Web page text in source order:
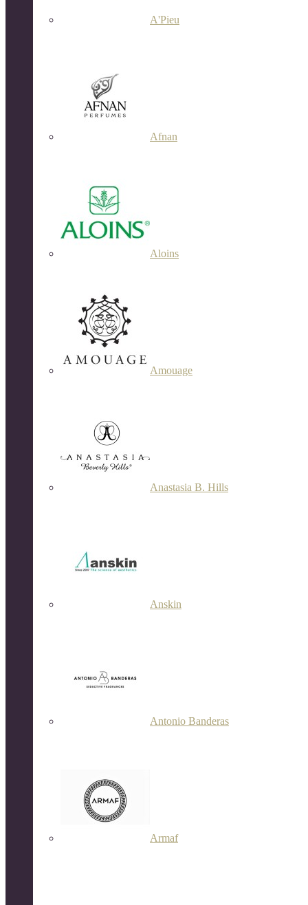
A'Pieu
Afnan
Aloins
Amouage
Anastasia B. Hills
Anskin
Antonio Banderas
Armaf